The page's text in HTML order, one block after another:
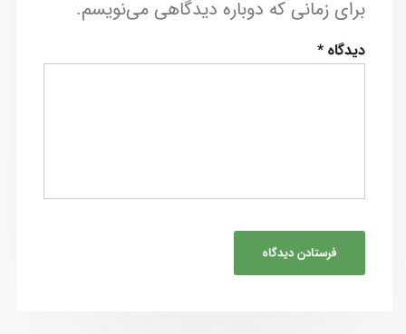
برای زمانی که دوباره دیدگاهی می‌نویسم.
دیدگاه*